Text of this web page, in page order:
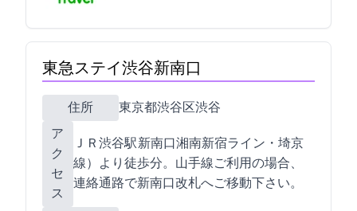
東急ステイ渋谷新南口
住所
東京都渋谷区渋谷3-26-21
ア
ク
セ
ス
ＪＲ渋谷駅 新南口(湘南新宿ライン・埼京
線）より徒歩1分。山手線ご利用の場合、
連絡通路で新南口改札へご移動下さい。